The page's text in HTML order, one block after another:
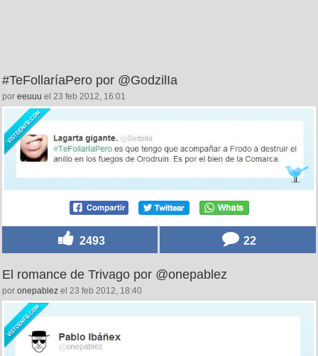
#TeFollaríaPero por @GodzilIa
por eeuuu el 23 feb 2012, 16:01
2493 22
El romance de Trivago por @onepablez
por onepablez el 23 feb 2012, 18:40